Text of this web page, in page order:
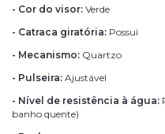
- Cor do visor: Verde
- Catraca giratória: Possui
- Mecanismo: Quartzo
- Pulseira: Ajustável
- Nível de resistência à água:
banho quente)